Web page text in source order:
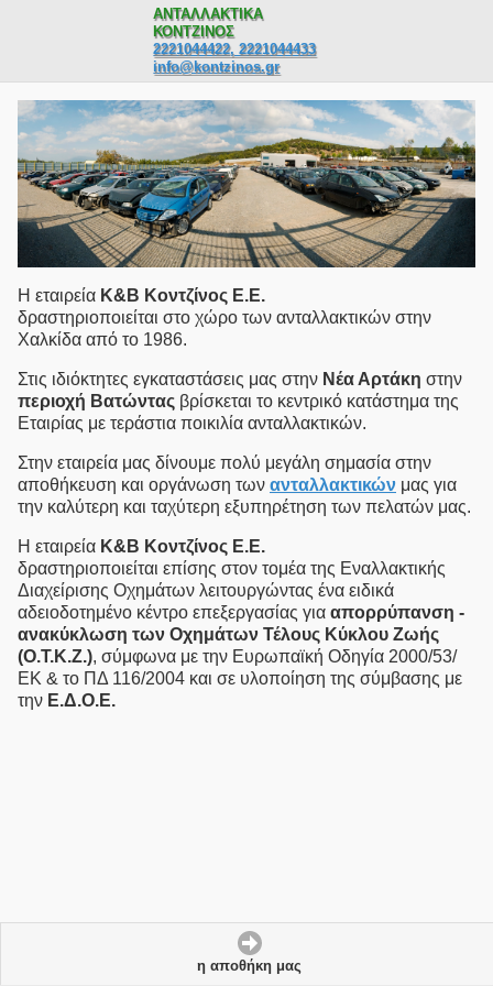
ΑΝΤΑΛΛΑΚΤΙΚΑ
ΚΟΝΤΖΙΝΟΣ
2221044422, 2221044433
info@kontzinos.gr
Η εταιρεία Κ&Β Κοντζίνος E.Ε.
δραστηριοποιείται στο χώρο των ανταλλακτικών στην
Χαλκίδα από το 1986.
Στις ιδιόκτητες εγκαταστάσεις μας στην Νέα Αρτάκη στην
περιοχή Βατώντας βρίσκεται το κεντρικό κατάστημα της
Εταιρίας με τεράστια ποικιλία ανταλλακτικών.
Στην εταιρεία μας δίνουμε πολύ μεγάλη σημασία στην
αποθήκευση και οργάνωση των ανταλλακτικών μας για
την καλύτερη και ταχύτερη εξυπηρέτηση των πελατών μας.
Η εταιρεία Κ&Β Κοντζίνος E.Ε.
δραστηριοποιείται επίσης στον τομέα της Eναλλακτικής
Διαχείρισης Οχημάτων λειτουργώντας ένα ειδικά
αδειοδοτημένο κέντρο επεξεργασίας για απορρύπανση -
ανακύκλωση των Οχημάτων Τέλους Κύκλου Ζωής
(Ο.Τ.Κ.Ζ.), σύμφωνα με την Ευρωπαϊκή Οδηγία 2000/53/
ΕΚ & το ΠΔ 116/2004 και σε υλοποίηση της σύμβασης με
την Ε.Δ.Ο.Ε.
η αποθήκη μας